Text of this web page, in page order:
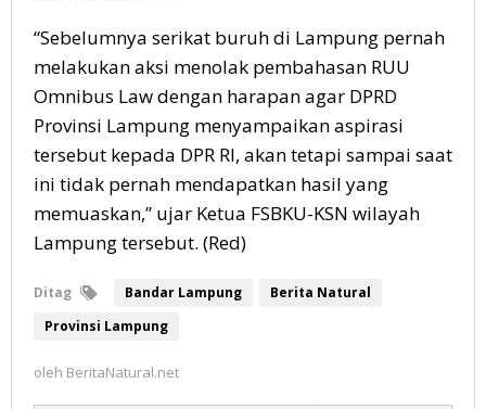
“Sebelumnya serikat buruh di Lampung pernah
melakukan aksi menolak pembahasan RUU
Omnibus Law dengan harapan agar DPRD
Provinsi Lampung menyampaikan aspirasi
tersebut kepada DPR RI, akan tetapi sampai saat
ini tidak pernah mendapatkan hasil yang
memuaskan,” ujar Ketua FSBKU-KSN wilayah
Lampung tersebut. (Red)
Ditag Bandar Lampung
Berita Natural
Provinsi Lampung
oleh BeritaNatural.net